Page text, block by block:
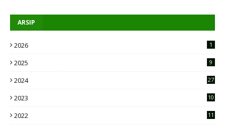
ARSIP
2026 1
2025 9
2024 27
2023
10
2022
11